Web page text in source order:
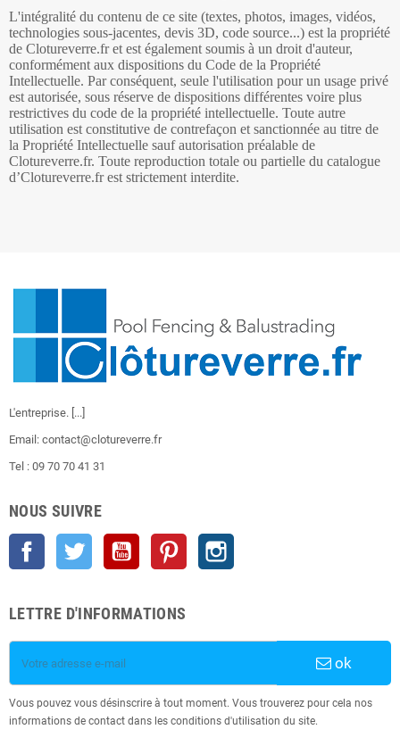
L'intégralité du contenu de ce site (textes, photos, images, vidéos,
technologies sous-jacentes, devis 3D, code source...) est la propriété
de Clotureverre.fr et est également soumis à un droit d'auteur,
conformément aux dispositions du Code de la Propriété
Intellectuelle. Par conséquent, seule l'utilisation pour un usage privé
est autorisée, sous réserve de dispositions différentes voire plus
restrictives du code de la propriété intellectuelle. Toute autre
utilisation est constitutive de contrefaçon et sanctionnée au titre de
la Propriété Intellectuelle sauf autorisation préalable de
Clotureverre.fr. Toute reproduction totale ou partielle du catalogue
d’Clotureverre.fr est strictement interdite.
L'entreprise. [...]
Email: contact@clotureverre.fr
Tel : 09 70 70 41 31
NOUS SUIVRE
Facebook Twitter YouTube Pinterest
LETTRE D'INFORMATIONS
ok
Vous pouvez vous désinscrire à tout moment. Vous trouverez pour cela nos
informations de contact dans les conditions d'utilisation du site.